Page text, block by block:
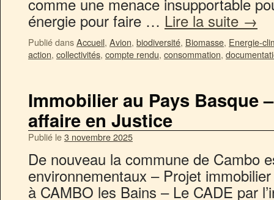
énergie pour faire … Lire la suite →
Publié dansAccueil, Avion, biodiversité, Biomasse, Energie-
action, collectivités, compte rendu, consommation,
Immobilier au Pays Basque
affaire en Justice
Publié le3 novembre 2025
De nouveau la commune de Cambo
environnementaux – Projet
à CAMBO les Bains – Le CADE par